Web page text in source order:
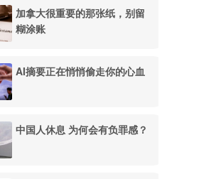
加拿大很重要的那张纸，别留
糊涂账
AI摘要正在悄悄偷走你的心血
中国人休息 为何会有负罪感？